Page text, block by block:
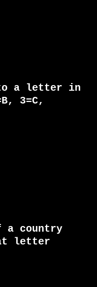
a letter in
3=C,
a country
letter